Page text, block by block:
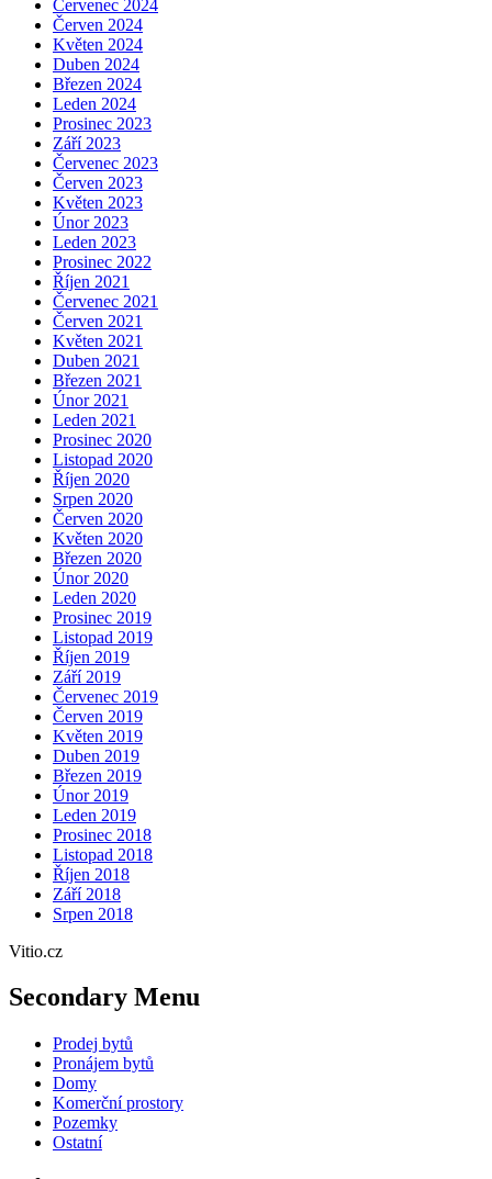
Červenec 2024
Červen 2024
Květen 2024
Duben 2024
Březen 2024
Leden 2024
Prosinec 2023
Září 2023
Červenec 2023
Červen 2023
Květen 2023
Únor 2023
Leden 2023
Prosinec 2022
Říjen 2021
Červenec 2021
Červen 2021
Květen 2021
Duben 2021
Březen 2021
Únor 2021
Leden 2021
Prosinec 2020
Listopad 2020
Říjen 2020
Srpen 2020
Červen 2020
Květen 2020
Březen 2020
Únor 2020
Leden 2020
Prosinec 2019
Listopad 2019
Říjen 2019
Září 2019
Červenec 2019
Červen 2019
Květen 2019
Duben 2019
Březen 2019
Únor 2019
Leden 2019
Prosinec 2018
Listopad 2018
Říjen 2018
Září 2018
Srpen 2018
Vitio.cz
Secondary Menu
Prodej bytů
Pronájem bytů
Domy
Komerční prostory
Pozemky
Ostatní